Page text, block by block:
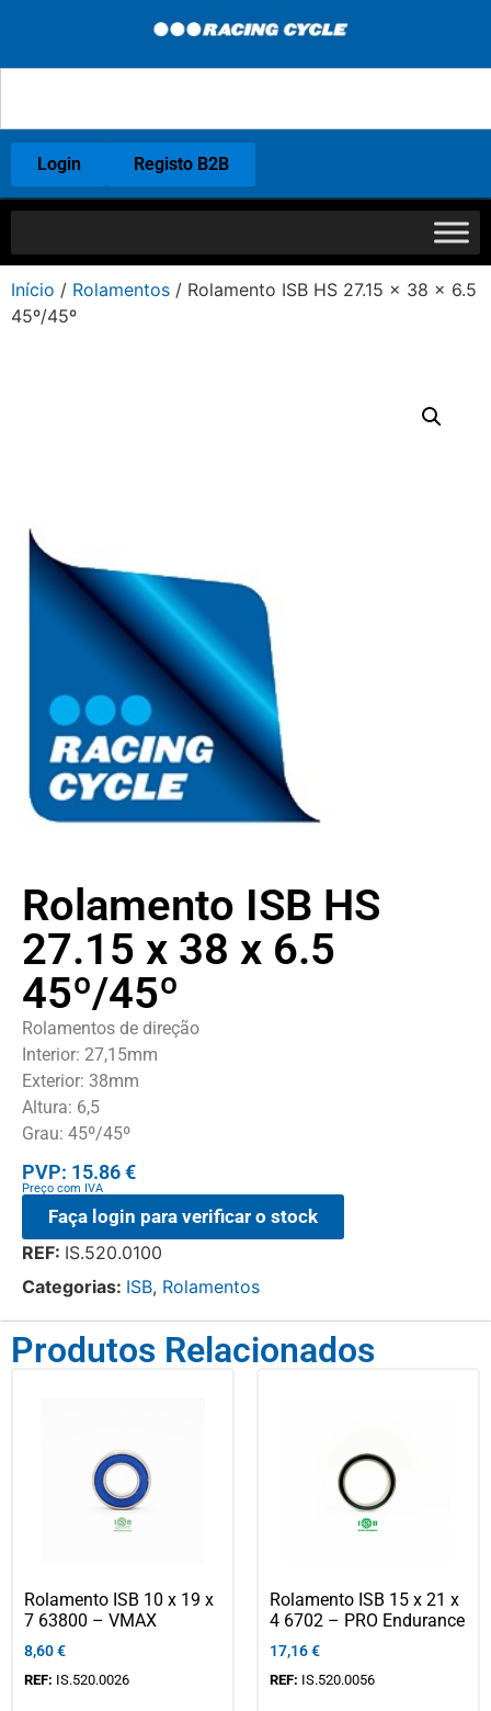
Login Registo B2B
Início / Rolamentos / Rolamento ISB HS 27.15 x 38 x 6.5
45º/45º
Rolamento ISB HS
27.15 x 38 x 6.5
45º/45º
Rolamentos de direção
Interior: 27,15mm
Exterior: 38mm
Altura: 6,5
Grau: 45º/45º
PVP: 15.86 €
Preço com IVA
Faça login para verificar o stock
REF: IS.520.0100
Categorias: ISB, Rolamentos
Produtos Relacionados
Rolamento ISB 10 x 19 x
7 63800 – VMAX
8,60€
REF: IS.520.0026
Rolamento ISB 15 x 21 x
4 6702 – PRO Endurance
17,16€
REF: IS.520.0056